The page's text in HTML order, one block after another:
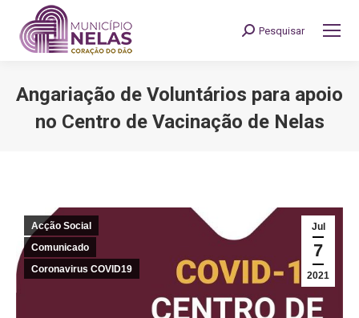
Search:
Pesquisar
Angariação de Voluntários para apoio
no Centro de Vacinação de Nelas
Jul
7
2021
Acção Social
Comunicado
Coronavirus COVID19